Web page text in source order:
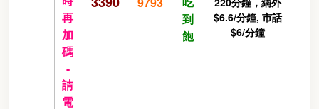
再
加
碼
-
請
電
到
飽
$6.6/分鐘, 市話
$6/分鐘